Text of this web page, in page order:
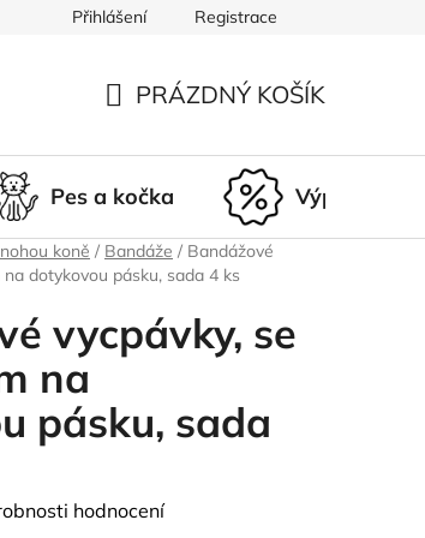
a platba Nepřevzetí zásilky
Přihlášení Registrace
KOŠÍK
PRÁZDNÝ KOŠÍK
Pes a kočka Výprodej
koně / Bandáže / Bandážové
dotykovou pásku, sada 4 ks
vycpávky, se
na
pásku, sada
hodnocení